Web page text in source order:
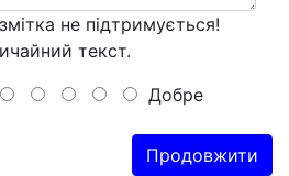
не підтримується!
текст.
Добре
Продовжити